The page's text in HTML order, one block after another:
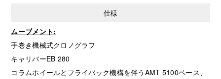
仕様
ムーブメント:
手巻き機械式クロノグラフ
キャリバーEB 280
コラムホイールとフライバック機構を伴うAMT 5100ベース、